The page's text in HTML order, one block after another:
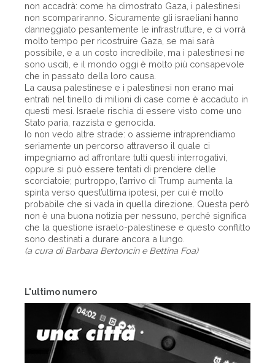
L'ultimo numero
non accadrà: come ha dimostrato Gaza, i palestinesi
non scompariranno. Sicuramente gli israeliani hanno
danneggiato pesantemente le infrastrutture, e ci vorrà
molto tempo per ricostruire Gaza, se mai sarà
possibile, e a un costo incredibile, ma i palestinesi ne
sono usciti, e il mondo oggi è molto più consapevole
che in passato della loro causa.
La causa palestinese e i palestinesi non erano mai
entrati nel tinello di milioni di case come è accaduto in
questi mesi. Israele rischia di essere visto come uno
Stato paria, razzista e genocida.
Io non vedo altre strade: o assieme intraprendiamo
seriamente un percorso attraverso il quale ci
impegniamo ad affrontare tutti questi interrogativi,
oppure si può essere tentati di prendere delle
scorciatoie; purtroppo, l’arrivo di Trump aumenta la
spinta verso quest’ultima ipotesi, per cui è molto
probabile che si vada in quella direzione. Questa però
non è una buona notizia per nessuno, perché significa
che la questione israelo-palestinese e questo conflitto
sono destinati a durare ancora a lungo.
(a cura di Barbara Bertoncin e Bettina Foa)